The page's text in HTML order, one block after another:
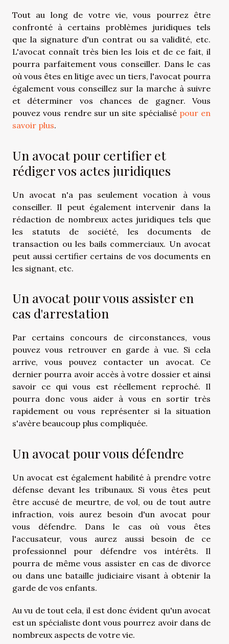
Tout au long de votre vie, vous pourrez être
confronté à certains problèmes juridiques tels
que la signature d'un contrat ou sa validité, etc.
L'avocat connaît très bien les lois et de ce fait, il
pourra parfaitement vous conseiller. Dans le cas
où vous êtes en litige avec un tiers, l'avocat pourra
également vous conseillez sur la marche à suivre
et déterminer vos chances de gagner. Vous
pouvez vous rendre sur un site spécialisé pour en
savoir plus.
Un avocat pour certifier et
rédiger vos actes juridiques
Un avocat n'a pas seulement vocation à vous
conseiller. Il peut également intervenir dans la
rédaction de nombreux actes juridiques tels que
les statuts de société, les documents de
transaction ou les bails commerciaux. Un avocat
peut aussi certifier certains de vos documents en
les signant, etc.
Un avocat pour vous assister en
cas d'arrestation
Par certains concours de circonstances, vous
pouvez vous retrouver en garde à vue. Si cela
arrive, vous pouvez contacter un avocat. Ce
dernier pourra avoir accès à votre dossier et ainsi
savoir ce qui vous est réellement reproché. Il
pourra donc vous aider à vous en sortir très
rapidement ou vous représenter si la situation
s'avère beaucoup plus compliquée.
Un avocat pour vous défendre
Un avocat est également habilité à prendre votre
défense devant les tribunaux. Si vous êtes peut
être accusé de meurtre, de vol, ou de tout autre
infraction, vois aurez besoin d'un avocat pour
vous défendre. Dans le cas où vous êtes
l'accusateur, vous aurez aussi besoin de ce
professionnel pour défendre vos intérêts. Il
pourra de même vous assister en cas de divorce
ou dans une bataille judiciaire visant à obtenir la
garde de vos enfants.
Au vu de tout cela, il est donc évident qu'un avocat
est un spécialiste dont vous pourrez avoir dans de
nombreux aspects de votre vie.